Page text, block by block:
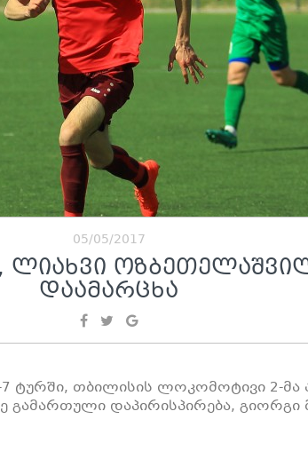
05/05/2017
ᲚᲘᲐᲮᲕᲘ
ᲓᲐᲐᲛᲐᲠᲪᲮᲐ
თბილისის ლოკომოტივი 2-მა
გამართული დაპირისპირება, გიორგი